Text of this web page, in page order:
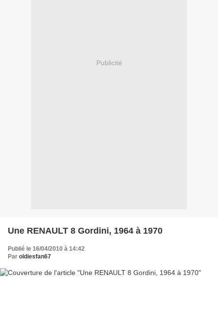
Publicité
Une RENAULT 8 Gordini, 1964 à 1970
Publié le 16/04/2010 à 14:42
Par oldiesfan67